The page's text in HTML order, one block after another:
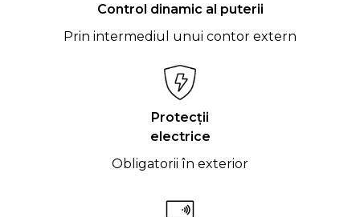
Control dinamic al puterii
Prin intermediul unui contor extern
Protecții
electrice
Obligatorii în exterior